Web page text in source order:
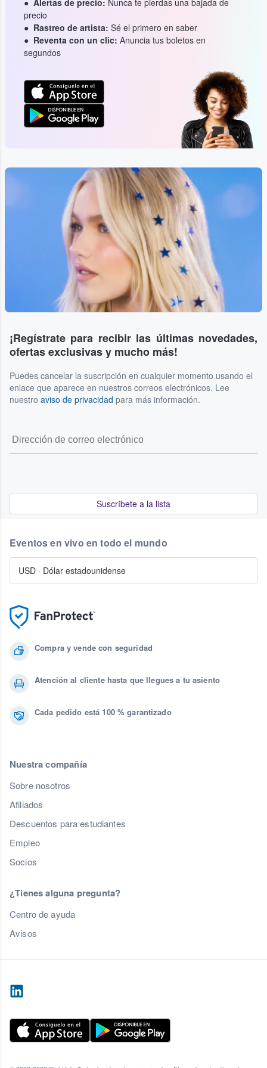
Alertas de precio: Nunca te pierdas una bajada de
precio
Rastreo de artista: Sé el primero en saber
Reventa con un clic: Anuncia tus boletos en
segundos
...
¡Regístrate para recibir las últimas novedades,
ofertas exclusivas y mucho más!
Puedes cancelar la suscripción en cualquier momento usando el
enlace que aparece en nuestros correos electrónicos. Lee
nuestro aviso de privacidad para más información.
Suscríbete a la lista
Compra y vende con seguridad
Atención al cliente hasta que llegues a tu asiento
Cada pedido está 100 % garantizado
Nuestra compañía
Sobre nosotros
Afiliados
Descuentos para estudiantes
Empleo
Socios
¿Tienes alguna pregunta?
Centro de ayuda
Avisos
Eventos en vivo en todo el mundo
USD · Dólar estadounidense